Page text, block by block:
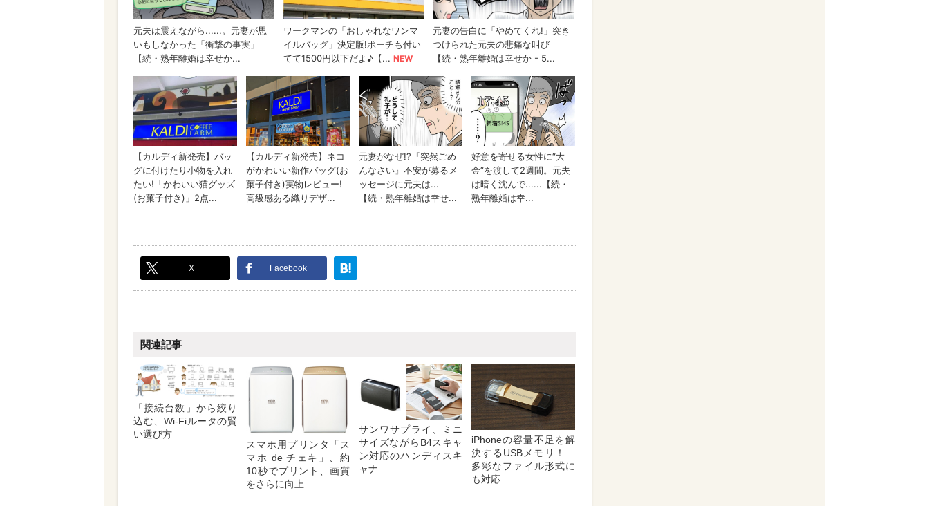
X Facebook
関連記事
「接続台数」から絞り
込む、Wi-Fiルータの賢
い選び方
スマホ用プリンタ「ス
マホ de チェキ」、約
10秒でプリント、画質
をさらに向上
サンワサプライ、ミニ
サイズながらB4スキャ
ン対応のハンディスキ
ャナ
iPhoneの容量不足を解
決するUSBメモリ！
多彩なファイル形式に
も対応